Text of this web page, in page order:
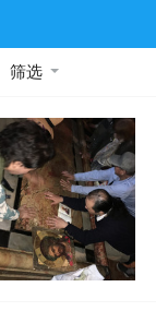
筛选